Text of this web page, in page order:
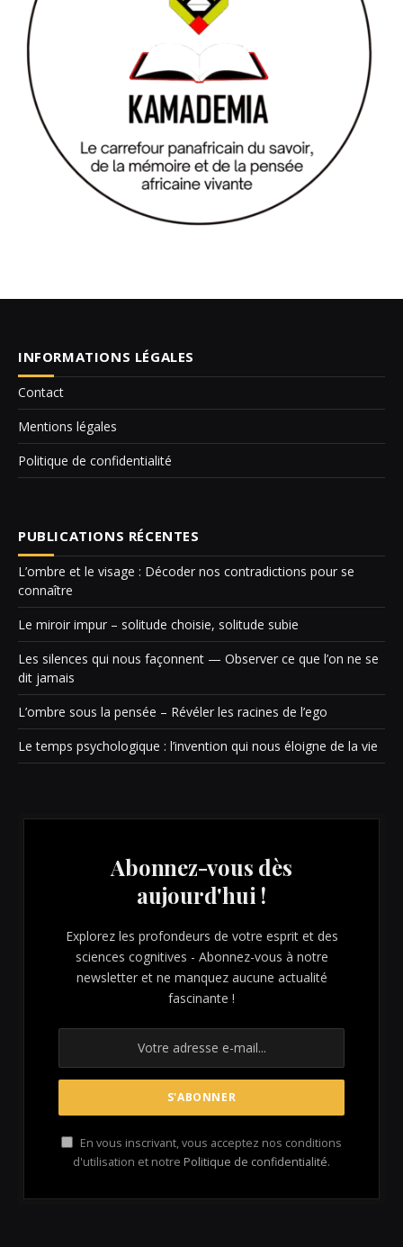
INFORMATIONS LÉGALES
Contact
Mentions légales
Politique de confidentialité
PUBLICATIONS RÉCENTES
L’ombre et le visage : Décoder nos contradictions pour se
connaître
Le miroir impur – solitude choisie, solitude subie
Les silences qui nous façonnent — Observer ce que l’on ne se
dit jamais
L’ombre sous la pensée – Révéler les racines de l’ego
Le temps psychologique : l’invention qui nous éloigne de la vie
Abonnez-vous dès
aujourd'hui !
Explorez les profondeurs de votre esprit et des
sciences cognitives - Abonnez-vous à notre
newsletter et ne manquez aucune actualité
fascinante !
En vous inscrivant, vous acceptez nos conditions
d'utilisation et notre Politique de confidentialité.